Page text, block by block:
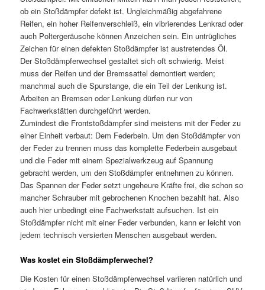
ob ein Stoßdämpfer defekt ist. Ungleichmäßig abgefahrene
Reifen, ein hoher Reifenverschleiß, ein vibrierendes Lenkrad oder
auch Poltergeräusche können Anzeichen sein. Ein untrügliches
Zeichen für einen defekten Stoßdämpfer ist austretendes Öl.
Der Stoßdämpferwechsel gestaltet sich oft schwierig. Meist
muss der Reifen und der Bremssattel demontiert werden;
manchmal auch die Spurstange, die ein Teil der Lenkung ist.
Arbeiten an Bremsen oder Lenkung dürfen nur von
Fachwerkstätten durchgeführt werden.
Zumindest die Frontstoßdämpfer sind meistens mit der Feder zu
einer Einheit verbaut: Dem Federbein. Um den Stoßdämpfer von
der Feder zu trennen muss das komplette Federbein ausgebaut
und die Feder mit einem Spezialwerkzeug auf Spannung
gebracht werden, um den Stoßdämpfer entnehmen zu können.
Das Spannen der Feder setzt ungeheure Kräfte frei, die schon so
mancher Schrauber mit gebrochenen Knochen bezahlt hat. Also
auch hier unbedingt eine Fachwerkstatt aufsuchen. Ist ein
Stoßdämpfer nicht mit einer Feder verbunden, kann er leicht von
jedem technisch versierten Menschen ausgebaut werden.
Was kostet ein Stoßdämpferwechel?
Die Kosten für einen Stoßdämpferwechsel variieren natürlich und